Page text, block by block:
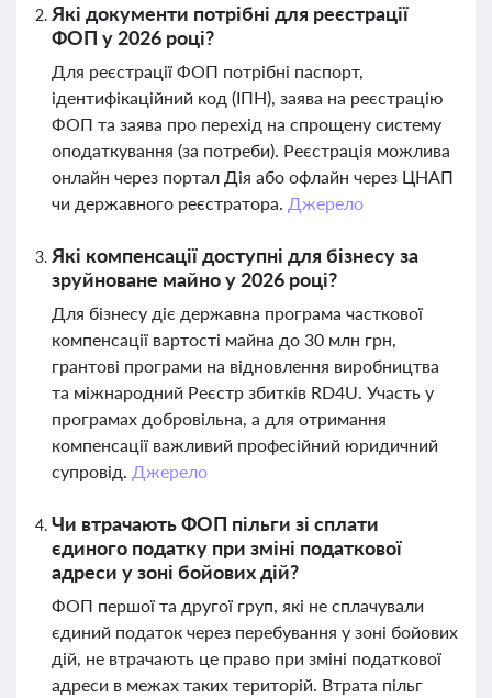
Які документи потрібні для реєстрації
ФОП у 2026 році?
Для реєстрації ФОП потрібні паспорт,
ідентифікаційний код (ІПН), заява на реєстрацію
ФОП та заява про перехід на спрощену систему
оподаткування (за потреби). Реєстрація можлива
онлайн через портал Дія або офлайн через ЦНАП
чи державного реєстратора. Джерело
Які компенсації доступні для бізнесу за
зруйноване майно у 2026 році?
Для бізнесу діє державна програма часткової
компенсації вартості майна до 30 млн грн,
грантові програми на відновлення виробництва
та міжнародний Реєстр збитків RD4U. Участь у
програмах добровільна, а для отримання
компенсації важливий професійний юридичний
супровід. Джерело
Чи втрачають ФОП пільги зі сплати
єдиного податку при зміні податкової
адреси у зоні бойових дій?
ФОП першої та другої груп, які не сплачували
єдиний податок через перебування у зоні бойових
дій, не втрачають це право при зміні податкової
адреси в межах таких територій. Втрата пільг